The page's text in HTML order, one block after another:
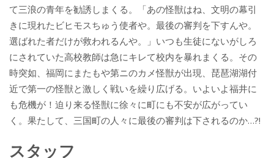
て三浪の青年を勧誘しまくる。「あの怪獣はね、文明の幕引
きに現れたビヒモスちゅう使者や。最後の審判を下すんや。
選ばれた者だけが救われるんや。」いつも生徒にないがしろ
にされていた高校教師は急にキレて校内を暴れまくる。その
時突如、福岡にまたもや第ニのカメ怪獣が出現、琵琶湖湖付
近で第一の怪獣と激しく戦いを繰り広げる。いよいよ福井に
も危機が！迫り来る怪獣に徐々に町にも不安が広がってい
く。果たして、三国町の人々に最後の審判は下されるのか…?!
スタッフ